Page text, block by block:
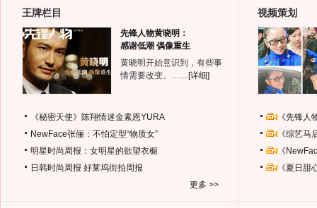
王牌栏目
先锋人物黄晓明：
感谢低潮 偶像重生
黄晓明开始意识到，有些事
情需要改变。…… [详细]
《秘密天使》陈翔情迷金素恩YURA
NewFace张俪：不怕定型“物质女”
明星时尚周报：女明星的欲望衣橱
日韩时尚周报 好莱坞街拍周报
更多 >>
视频策划
《先锋
《综艺
《
《夏日